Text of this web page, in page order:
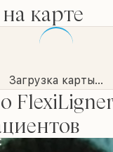
карте
Загрузка карты...